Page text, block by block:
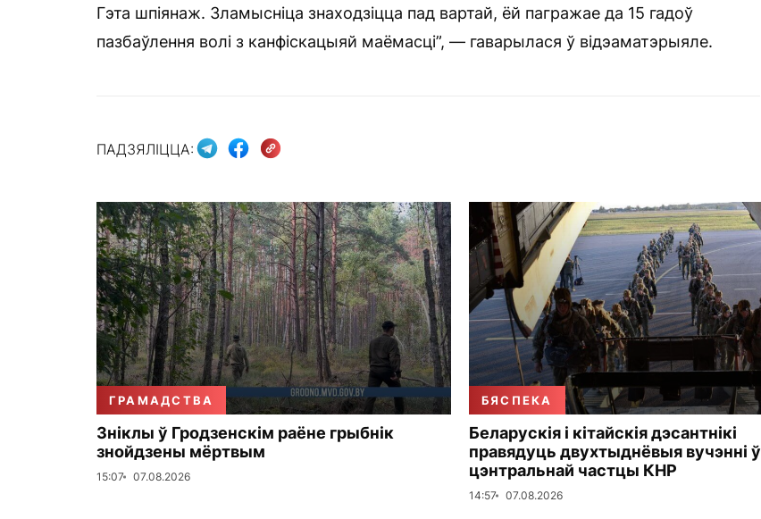
Гэта шпіянаж. Зламысніца знаходзіцца пад вартай, ёй пагражае да 15 гадоў
пазбаўлення волі з канфіскацыяй маёмасці”, — гаварылася ў відэаматэрыяле.
ПАДЗЯЛІЦЦА:
ГРАМАДСТВА
Зніклы ў Гродзенскім раёне грыбнік
знойдзены мёртвым
15:07 07.08.2026
БЯСПЕКА
Беларускія і кітайскія дэсантнікі
правядуць двухтыднёвыя вучэнні ў
цэнтральнай частцы КНР
14:57 07.08.2026